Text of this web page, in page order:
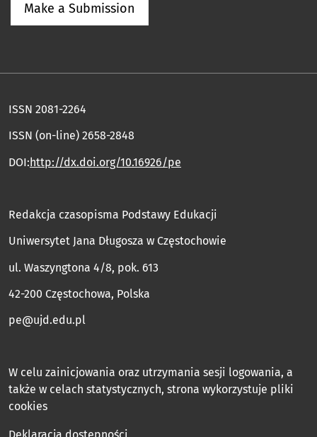
Make a Submission
ISSN 2081-2264
ISSN (on-line) 2658-2848
DOI:http://dx.doi.org/10.16926/pe
Redakcja czasopisma Podstawy Edukacji
Uniwersytet Jana Długosza w Częstochowie
ul. Waszyngtona 4/8, pok. 613
42-200 Częstochowa, Polska
pe@ujd.edu.pl
W celu zainicjowania oraz utrzymania sesji logowania, a
także w celach statystycznych, strona wykorzystuje pliki
cookies